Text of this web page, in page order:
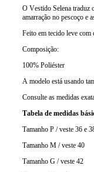
O Vestido Selena traduz
amarração no pescoço e
Feito em tecido leve com
Composição:
100% Poliéster
A modelo está usando
Consulte as medidas
Tabela de medidas
Tamanho P / veste 36 e
Tamanho M / veste 40
Tamanho G / veste 42